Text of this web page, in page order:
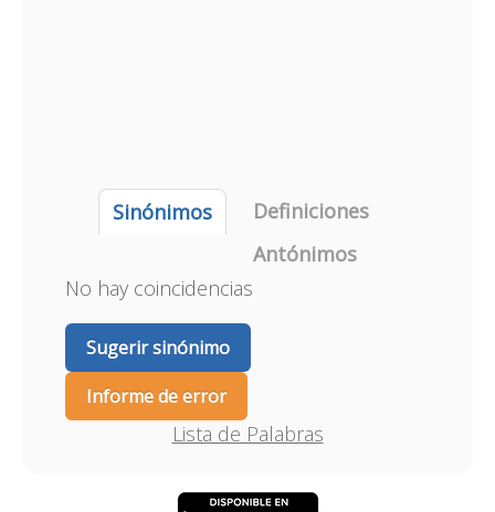
Sinónimos
Definiciones
Antónimos
No hay coincidencias
Sugerir sinónimo
Informe de error
Lista de Palabras